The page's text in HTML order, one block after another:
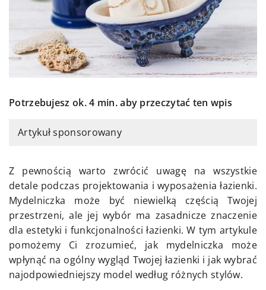
Potrzebujesz ok. 4 min. aby przeczytać ten wpis
Artykuł sponsorowany
Z pewnością warto zwrócić uwagę na wszystkie
detale podczas projektowania i wyposażenia łazienki.
Mydelniczka może być niewielką częścią Twojej
przestrzeni, ale jej wybór ma zasadnicze znaczenie
dla estetyki i funkcjonalności łazienki. W tym artykule
pomożemy Ci zrozumieć, jak mydelniczka może
wpłynąć na ogólny wygląd Twojej łazienki i jak wybrać
najodpowiedniejszy model według różnych stylów.